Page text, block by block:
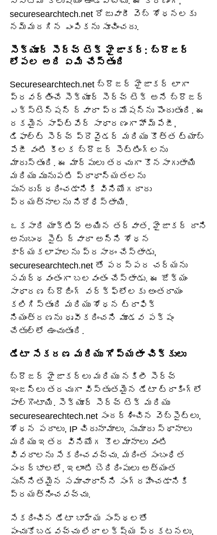
securesearchtech.net రోజువారీ వెబ్ శోధనలకు
నమ్మదగిన ఎంపికను సూచించదు.
సెక్యూర్ సెర్చ్ టెక్ హైజాకర్: బ్రౌజర్
లోపల అది ఏమి చేస్తుంది
Securesearchtech.net బ్రౌజర్ హైజాకర్ లాగా
ప్రవర్తించే సెక్యూర్ సెర్చ్ టెక్ అనే బ్రౌజర్
ఎక్స్‌టెన్షన్ ద్వారా ప్రమోషన్‌ను పొందుతుంది. ఈ
రకమైన సాఫ్ట్‌వేర్ సాధారణంగా హోమ్‌పేజీ,
డిఫాల్ట్ సెర్చ్ ప్రొవైడర్ మరియు కొత్త ట్యాబ్
పేజీ వంటి కీలక బ్రౌజర్ సెట్టింగ్‌లను
మారుస్తుంది. ఈ మార్పులు తరచుగా కొనసాగుతాయి
మరియు మునుపటి ప్రాధాన్యతలను
పునరుద్ధరించడానికి వినియోగదారు
ప్రయత్నాలను నిరోధిస్తాయి.
ఒకసారి యాక్టివ్ అయిన తర్వాత, హైజాకర్ దాని
అనుబంధ సైట్ ద్వారా అన్ని శోధన
కార్యకలాపాలను ప్రసారం చేస్తాడు,
securesearchtech.net తో పరస్పర చర్యను
సమర్థవంతంగా బలవంతం చేస్తాడు. ఈ జోక్యం
సాధారణ బ్రౌజింగ్ వర్క్‌ఫ్లోలకు అంతరాయం
కలిగిస్తుంది మరియు శోధన ట్రాఫిక్
నియంత్రణను ధృవీకరించని మూడవ పక్షం
చేతుల్లో ఉంచుతుంది.
డేటా సేకరణ మరియు గోప్యతా చిక్కులు
బ్రౌజర్ హైజాకర్లు మరియు నకిలీ సెర్చ్
ఇంజన్లు తరచుగా విస్తృతమైన డేటా ట్రాకింగ్‌లో
పాల్గొంటాయి. సెక్యూర్ సెర్చ్ టెక్ మరియు
securesearechtech.net సందర్శించిన వెబ్‌సైట్‌లు,
శోధన పదాలు, IP చిరునామాలు, సుమారు స్థానాలు
మరియు ఇతర వినియోగ కొలమానాలు వంటి
వివరాలను సేకరించవచ్చు. మరింత సంబంధిత
సందర్భాలలో, ఇలాంటి బెదిరింపులు అత్యంత
సున్నితమైన సమాచారాన్ని సంగ్రహించడానికి
ప్రయత్నించవచ్చు.
సేకరించిన డేటా బాహ్య సంస్థలతో
పంచుకోబడవచ్చు లేదా లక్ష్య ప్రకటనలు,